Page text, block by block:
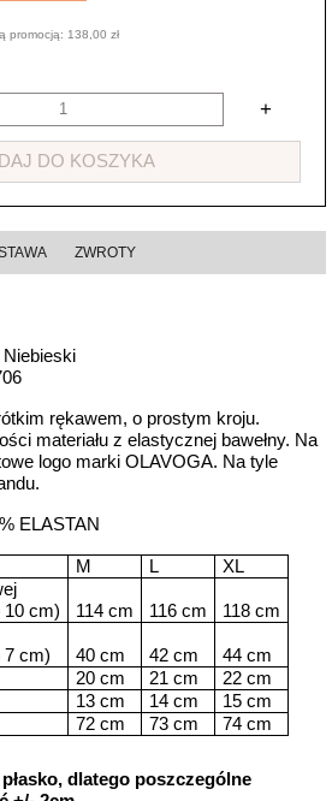
promocją: 138,00 zł
+
DO KOSZYKA
ZWROTY
rękawem, o prostym kroju.
materiału z elastycznej bawełny. Na
logo marki OLAVOGA. Na tyle
ELASTAN
M L
XL
10 cm)
114 cm 116 cm
118 cm
7 cm)
40 cm 42 cm
44 cm
20 cm 21 cm
22 cm
13 cm 14 cm
15 cm
72 cm 73 cm 74 cm
dlatego poszczególne